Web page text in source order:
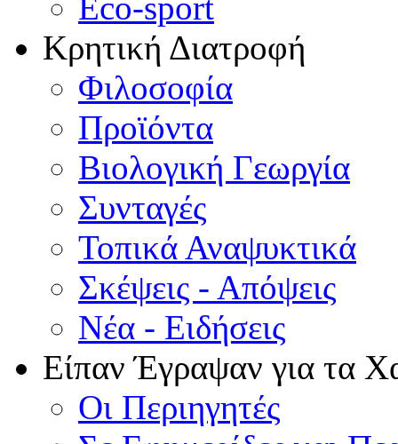
Eco-sport
Κρητική Διατροφή
Φιλοσοφία
Προϊόντα
Βιολογική Γεωργία
Συνταγές
Τοπικά Αναψυκτικά
Σκέψεις - Απόψεις
Νέα - Ειδήσεις
Είπαν Έγραψαν για τα
Οι Περιηγητές